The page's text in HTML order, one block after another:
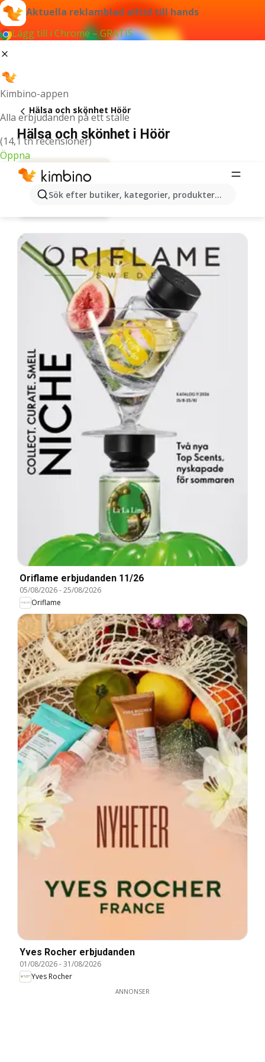
Aktuella reklamblad alltid till hands
Lägg till i Chrome – GRATIS
Kimbino-appen
Alla erbjudanden på ett ställe
(14,1 tn recensioner)
Öppna
Sök efter butiker, kategorier, produkter...
Hälsa och skönhet Höör
Hälsa och skönhet i Höör
Oriflame erbjudanden 11/26
05/08/2026-25/08/2026
Oriflame
Yves Rocher erbjudanden
01/08/2026-31/08/2026
Yves Rocher
ANNONSER